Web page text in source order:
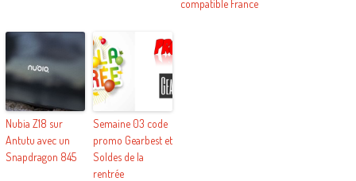
compatible France
Nubia Z18 sur
Antutu avec un
Snapdragon 845
Semaine 03 code
promo Gearbest et
Soldes de la
rentrée